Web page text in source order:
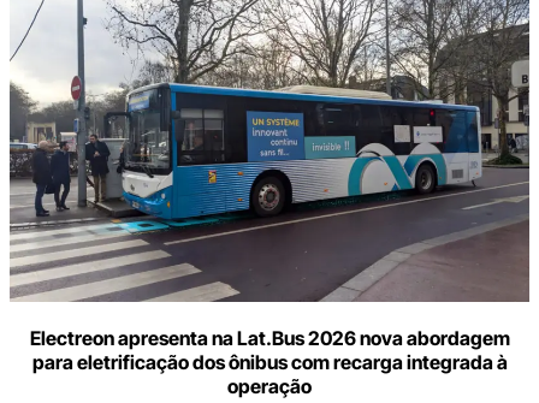
Electreon apresenta na Lat.Bus 2026 nova abordagem
para eletrificação dos ônibus com recarga integrada à
operação
seu
e-
mail